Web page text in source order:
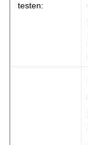
testen: